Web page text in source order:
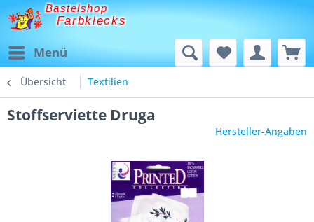
Bastelshop
Farbklecks
Menü
Übersicht Textilien
Stoffserviette Druga
Hersteller-Angaben